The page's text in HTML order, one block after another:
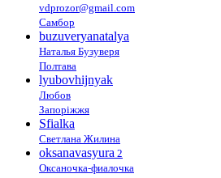
vdprozor@gmail.com
Самбор
buzuveryanatalya
Наталья Бузуверя
Полтава
lyubovhijnyak
Любов
Запоріжжя
Sfialka
Светлана Жилина
oksanavasyura 2
Оксаночка-фиалочка